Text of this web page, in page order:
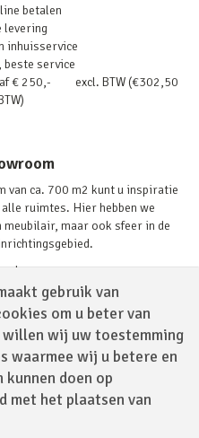
gebruik van
om u beter van
wij uw toestemming
waarmee wij u betere en
doen op
met het plaatsen van
betalen
levering
inhuisservice
service
€ 250,- excl. BTW (€302,50
van ca. 700 m2 kunt u inspiratie
ruimtes. Hier hebben we
maar ook sfeer in de